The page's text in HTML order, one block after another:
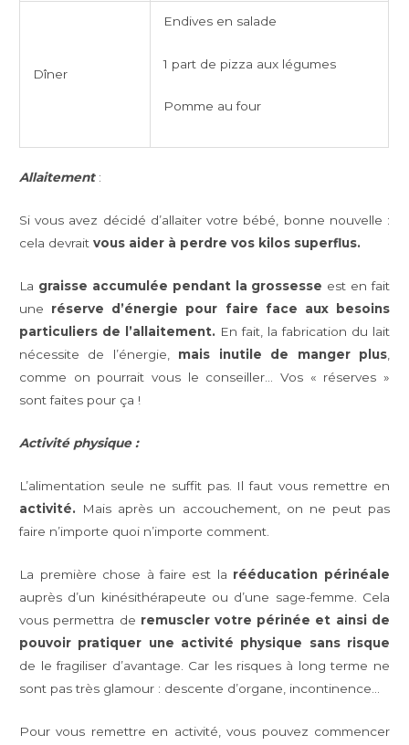
Dîner
Endives en salade
1 part de pizza aux légumes
Pomme au four
Allaitement :
Si vous avez décidé d’allaiter votre bébé, bonne nouvelle :
cela devraitvous aider à perdre vos kilos superflus.
La graisse accumulée pendant la grossesse est en fait
une réserve d’énergie pour faire face aux besoins
particuliers de l’allaitement. En fait, la fabrication du lait
nécessite de l’énergie, mais inutile de manger plus,
comme on pourrait vous le conseiller… Vos « réserves »
sont faites pour ça !
Activité physique :
L’alimentation seule ne suffit pas. Il faut vous remettre en
activité. Mais après un accouchement, on ne peut pas
faire n’importe quoi n’importe comment.
La première chose à faire est la rééducation périnéale
auprès d’un kinésithérapeute ou d’une sage-femme. Cela
vous permettra de remuscler votre périnée et ainsi de
pouvoir pratiquer une activité physique sans risque
de le fragiliser d’avantage. Car les risques à long terme ne
sont pas très glamour : descente d’organe, incontinence…
Pour vous remettre en activité, vous pouvez commencer